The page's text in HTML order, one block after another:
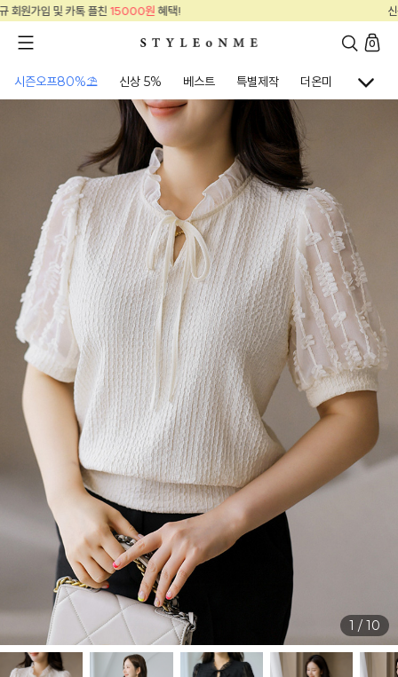
신규 회원가입 및 카톡 플친
0
시즌오프80%⛱ 신상 5% 베스트 특별제작 더온미 골프웨어
1 / 10